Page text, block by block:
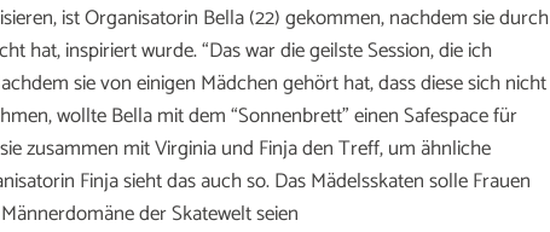
ist Organisatorin Bella (22) gekommen, nachdem sie durch
hat, inspiriert wurde. “Das war die geilste Session, die ich
sie von einigen Mädchen gehört hat, dass diese sich nicht
wollte Bella mit dem “Sonnenbrett” einen Safespace für
zusammen mit Virginia und Finja den Treff, um ähnliche
Finja sieht das auch so. Das Mädelsskaten solle Frauen
der Skatewelt seien